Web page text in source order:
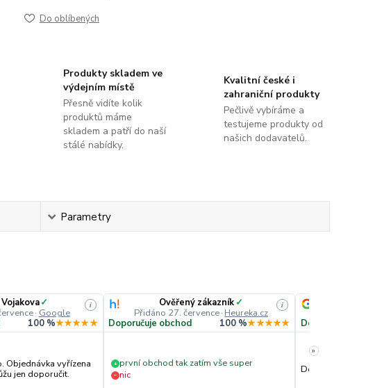
Do oblíbených
Produkty skladem ve
výdejním místě
Přesně vidíte kolik
produktů máme
skladem a patří do naší
stálé nabídky.
Kvalitní české i
zahraniční produkty
Pečlivě vybíráme a
testujeme produkty od
našich dodavatelů.
Parametry
✓
· Google
i
100 %★★★★★
Objednávka vyřízena
jen doporučit.
Ověřený zákazník ✓
Přidáno 27. července· Heureka.cz
i
Doporučuje obchod 100 %★★★★★
+ první obchod tak zatím vše super
− nic
Doporučuje
Dobré
»